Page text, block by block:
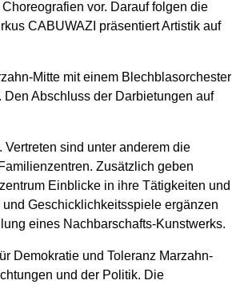
vor. Darauf folgen die
CABUWAZI präsentiert Artistik auf
Mitte mit einem Blechblasorchester
Abschluss der Darbietungen auf
sind unter anderem die
Zusätzlich geben
Einblicke in ihre Tätigkeiten und
Geschicklichkeitsspiele ergänzen
eines Nachbarschafts-Kunstwerks.
Demokratie und Toleranz Marzahn-
und der Politik. Die